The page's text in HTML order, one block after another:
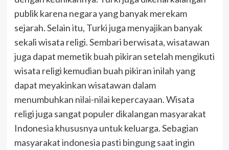
publik karena negara yang banyak merekam
sejarah. Selain itu, Turki juga menyajikan banyak
sekali wisata religi. Sembari berwisata, wisatawan
juga dapat memetik buah pikiran setelah mengikuti
wisata religi kemudian buah pikiran inilah yang
dapat meyakinkan wisatawan dalam
menumbuhkan nilai-nilai kepercayaan. Wisata
religi juga sangat populer dikalangan masyarakat
Indonesia khususnya untuk keluarga. Sebagian
masyarakat indonesia pasti bingung saat ingin